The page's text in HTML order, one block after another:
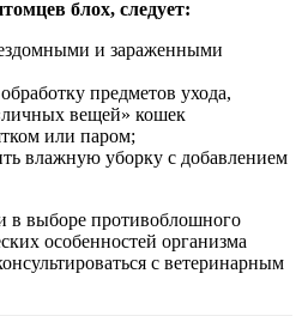
блох, следует:
и зараженными
предметов ухода,
вещей» кошек
или паром;
влажную уборку с добавлением
в выборе противоблошного
особенностей организма
с ветеринарным